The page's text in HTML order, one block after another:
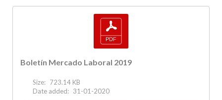
Boletín Mercado Laboral 2019
Size: 723.14 KB
Date added: 31-01-2020